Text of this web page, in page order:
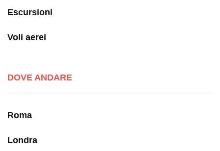
Escursioni
Voli aerei
DOVE ANDARE
Roma
Londra